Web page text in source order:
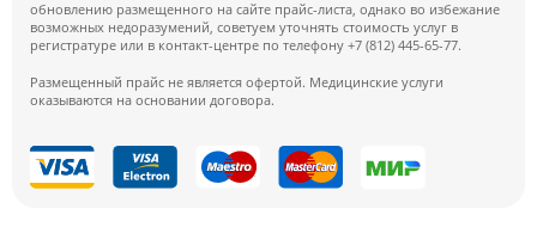
обновлению размещенного на сайте прайс-листа, однако во избежание
возможных недоразумений, советуем уточнять стоимость услуг в
регистратуре или в контакт-центре по телефону +7 (812) 445-65-77.
Размещенный прайс не является офертой. Медицинские услуги
оказываются на основании договора.